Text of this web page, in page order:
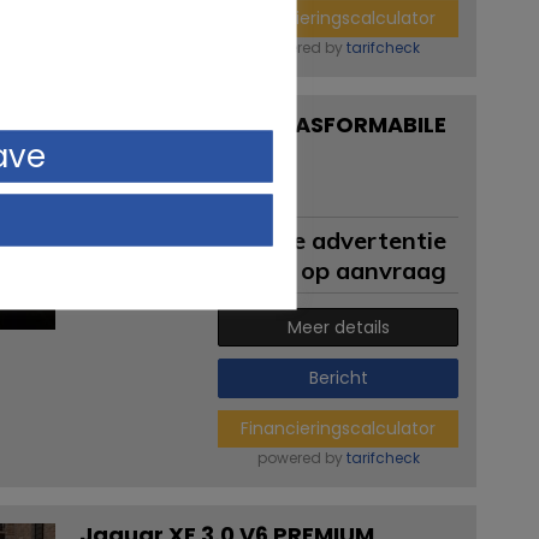
Financieringscalculator
powered by tarifcheck
Fiat 1100\103 TV TRASFORMABILE
Reggio Emilia
Permanente advertentie
Prijs op aanvraag
Meer details
Bericht
Financieringscalculator
powered by tarifcheck